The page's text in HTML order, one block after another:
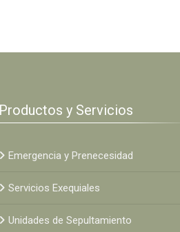
Productos y Servicios
Emergencia y Prenecesidad
Servicios Exequiales
Unidades de Sepultamiento